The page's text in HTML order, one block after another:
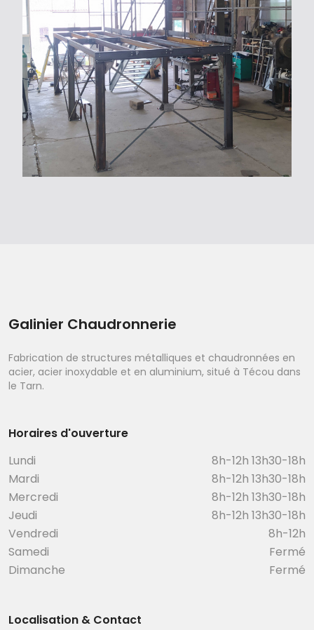
Galinier Chaudronnerie
Fabrication de structures métalliques et chaudronnées en
acier, acier inoxydable et en aluminium, situé à Técou dans
le Tarn.
Horaires d'ouverture
Lundi
8h-12h 13h30-18h
Mardi
8h-12h 13h30-18h
Mercredi
8h-12h 13h30-18h
Jeudi
8h-12h 13h30-18h
Vendredi
8h-12h
Samedi
Fermé
Dimanche
Fermé
Localisation & Contact